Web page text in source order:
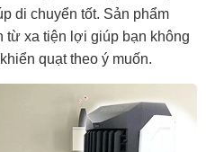
di chuyển tốt. Sản phẩm
từ xa tiện lợi giúp bạn không
quạt theo ý muốn.